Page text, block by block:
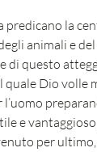
predicano la
animali e
di questo
quale Dio volle
l’uomo
e
per